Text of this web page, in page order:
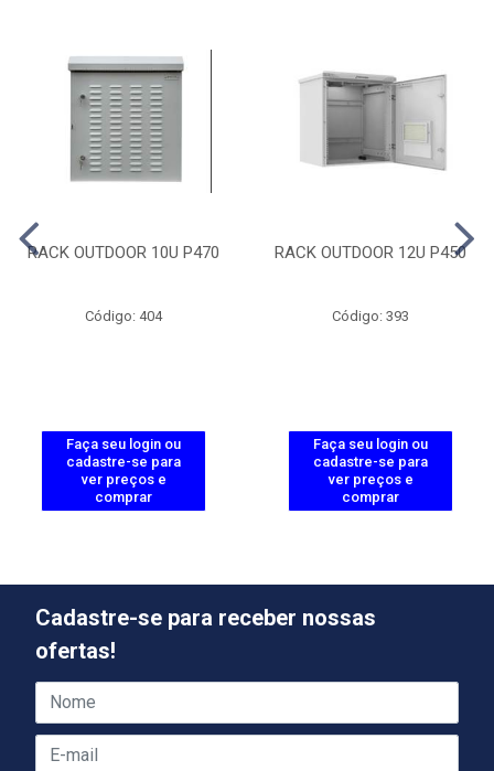
RACK OUTDOOR 10U P470
Código: 404
Faça seu login ou
cadastre-se para
ver preços e
comprar
RACK OUTDOOR 12U P450
Código: 393
Faça seu login ou
cadastre-se para
ver preços e
comprar
Cadastre-se para receber nossas
ofertas!